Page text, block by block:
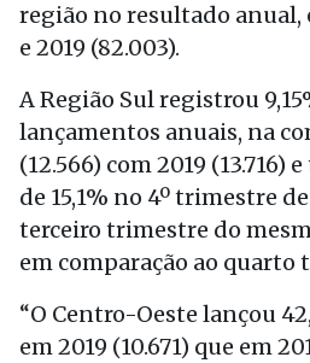
região no resultado anual,
e 2019 (82.003).
A Região Sul registrou
lançamentos anuais, na
(12.566) com 2019 (13.716)
de 15,1% no 4º trimestre
terceiro trimestre do
em comparação ao quarto
“O Centro-Oeste lançou
em 2019 (10.671) que em